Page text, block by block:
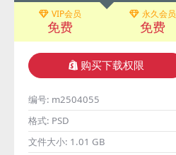
VIP会员
免费
永久会员
免费
购买下载权限
编号: m2504055
格式: PSD
文件大小: 1.01 GB